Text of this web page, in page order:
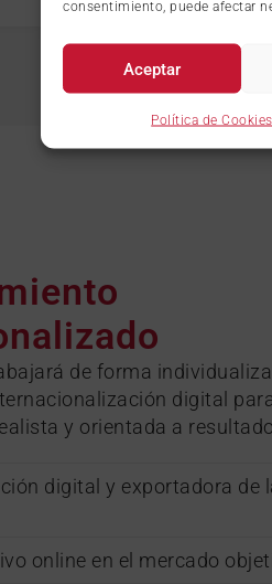
consentimiento, puede afectar
Aceptar
Política de Cookies
de forma
digital para
y orientada a
digital y exportadora de
online en el mercado